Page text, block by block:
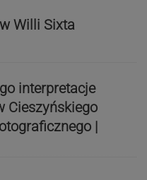
Willi Sixta
interpretacje
Cieszyńskiego
|